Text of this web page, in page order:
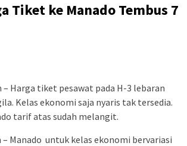
Tiket ke Manado Tembus 7
– Harga tiket pesawat pada H-3 lebaran
Kelas ekonomi saja nyaris tak tersedia.
tarif atas sudah melangit.
Manado untuk kelas ekonomi bervariasi